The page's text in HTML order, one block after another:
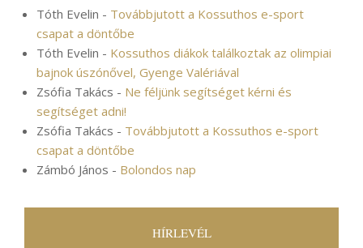
Tóth Evelin - Továbbjutott a Kossuthos e-sport
csapat a döntőbe
Tóth Evelin - Kossuthos diákok találkoztak az olimpiai
bajnok úszónővel, Gyenge Valériával
Zsófia Takács - Ne féljünk segítséget kérni és
segítséget adni!
Zsófia Takács - Továbbjutott a Kossuthos e-sport
csapat a döntőbe
Zámbó János - Bolondos nap
HÍRLEVÉL